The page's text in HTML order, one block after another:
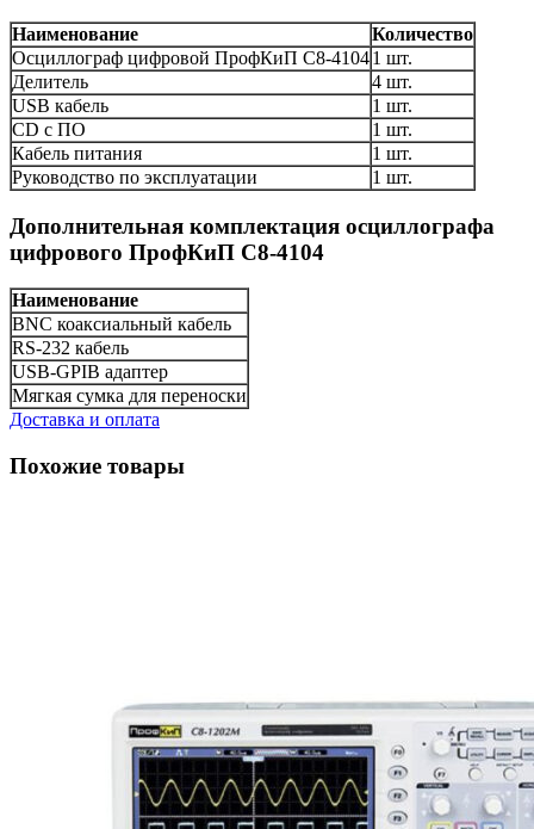
Наименование
Количество
Осциллограф цифровой ПрофКиП С8-41041 шт.
Делитель
4 шт.
USB кабель
1 шт.
CD с ПО
1 шт.
Кабель питания
1 шт.
Руководство по эксплуатации
1 шт.
Дополнительная комплектация осциллографа
цифрового ПрофКиП С8-4104
Наименование
BNC коаксиальный кабель
RS-232 кабель
USB-GPIB адаптер
Мягкая сумка для переноски
Доставка и оплата
Похожие товары